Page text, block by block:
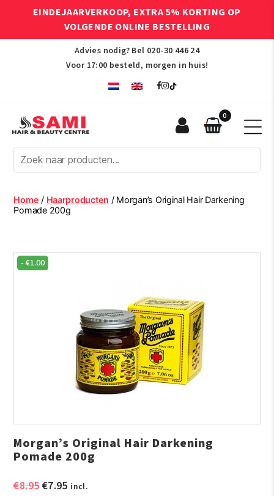
EINDEJAARVERKOOP, EXTRA 5% KORTING OP
VOLGENDE ONLINE BESTELLING
Advies nodig? Bel 020-30 446 24
Voor 17:00 besteld, morgen in huis!
Afro
Hair
Beauty
Centre
0
Home / Haarproducten / Morgan’s Original Hair Darkening
Pomade 200g
-€1.00
Morgan’s Original Hair Darkening
Pomade 200g
€8.95Oorspronkelijke
€7.95Huidige
incl.